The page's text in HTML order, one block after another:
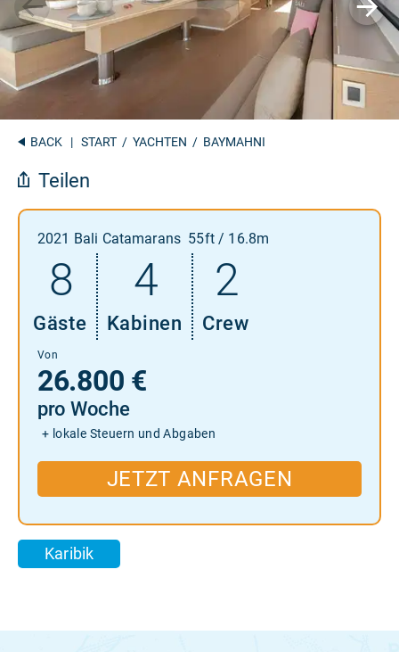
BACK | START / YACHTEN / BAYMAHNI
Teilen